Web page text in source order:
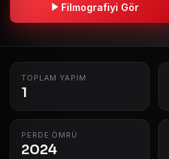
Filmografiyi Gör
TOPLAM YAPIM
1
PERDE ÖMRÜ
2024